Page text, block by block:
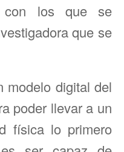
con los que se
que se
modelo digital del
poder llevar a un
física lo primero